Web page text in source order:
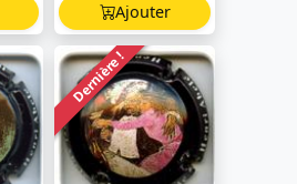
Ajouter
Dernière !